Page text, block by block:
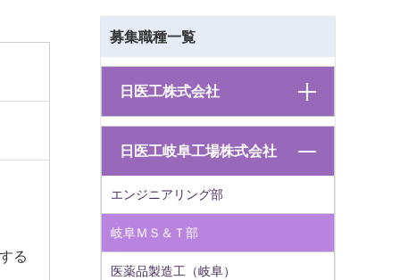
募集職種一覧
日医工株式会社
日医工岐阜工場株式会社
エンジニアリング部
岐阜ＭＳ＆Ｔ部
医薬品製造工（岐阜）
る